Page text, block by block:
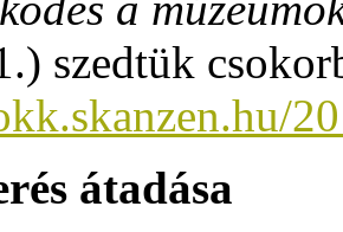
szedtük
átadása